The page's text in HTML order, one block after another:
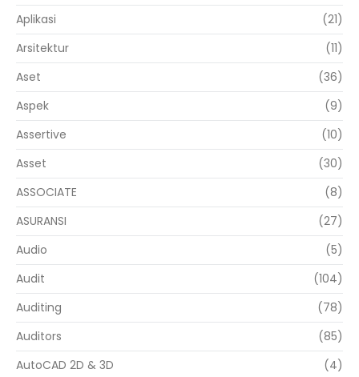
Aplikasi
(21)
Arsitektur
(11)
Aset
(36)
Aspek
(9)
Assertive
(10)
Asset
(30)
ASSOCIATE
(8)
ASURANSI
(27)
Audio
(5)
Audit
(104)
Auditing
(78)
Auditors
(85)
AutoCAD 2D & 3D
(4)